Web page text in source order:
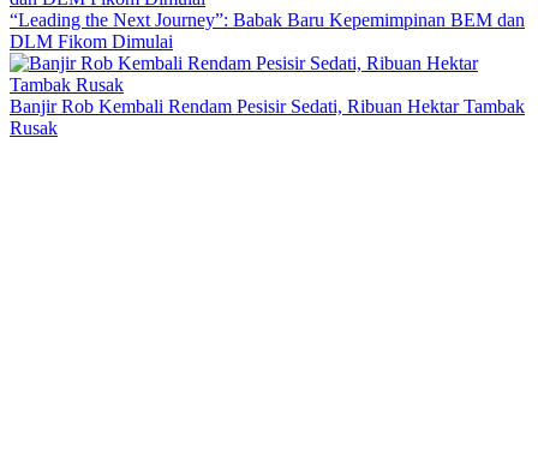
“Leading the Next Journey”: Babak Baru Kepemimpinan BEM dan
DLM Fikom Dimulai
Banjir Rob Kembali Rendam Pesisir Sedati, Ribuan Hektar Tambak
Rusak